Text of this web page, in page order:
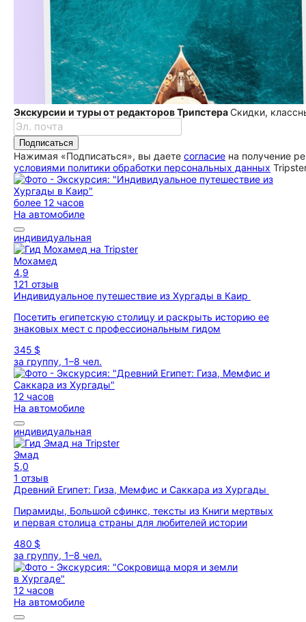
Экскурсии и туры от редакторов ТрипстераСкидки,
Подписаться
Нажимая «Подписаться», вы даете согласие на получение
условиями политики обработки персональных данных
более 12 часов
На автомобиле
индивидуальная
Мохамед
4,9
121 отзыв
Индивидуальное путешествие из Хургады в Каир
Посетить египетскую столицу и раскрыть историю ее
знаковых мест с профессиональным гидом
345 $
за группу, 1–8 чел.
12 часов
На автомобиле
индивидуальная
Эмад
5,0
1 отзыв
Древний Египет: Гиза, Мемфис и Саккара из Хургады
Пирамиды, Большой сфинкс, тексты из Книги мертвых
и первая столица страны для любителей истории
480 $
за группу, 1–8 чел.
12 часов
На автомобиле